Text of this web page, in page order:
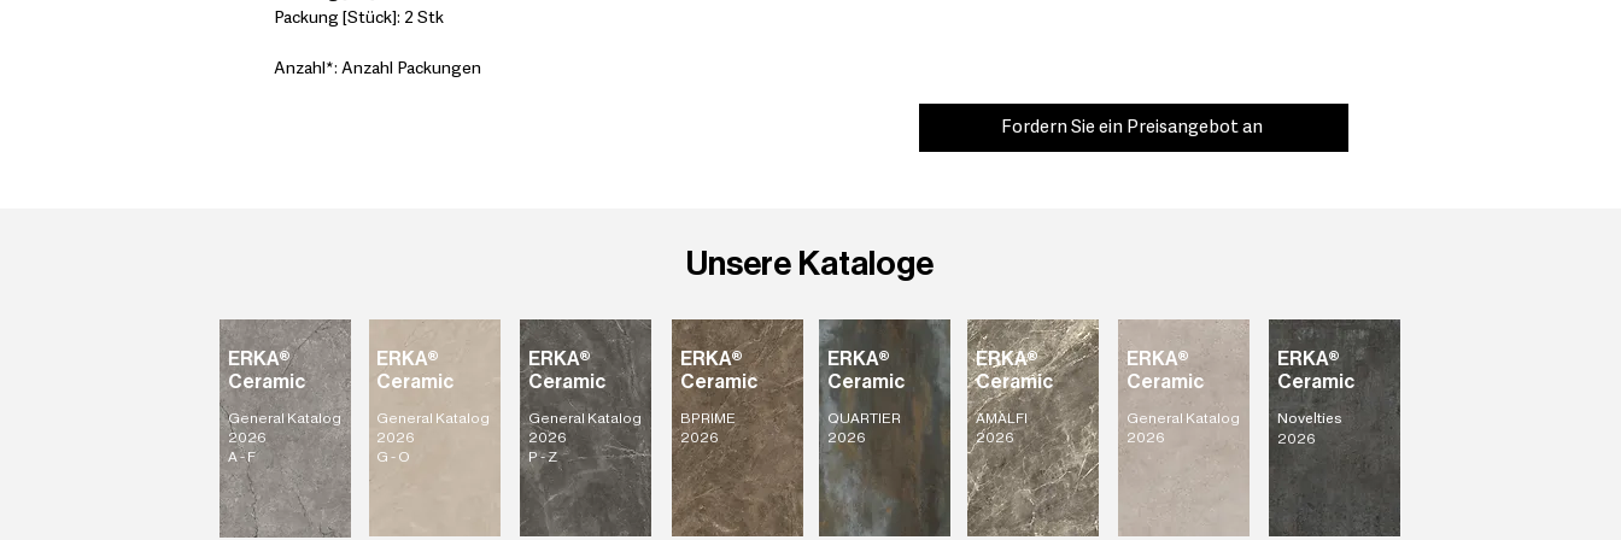
Packung [Stück]: 2 Stk
Anzahl*: Anzahl Packungen
Fordern Sie ein Preisangebot an
Unsere Kataloge
ERKA®
Ceramic
General Katalog
2026
G - O
ERKA®
Ceramic
General Katalog
2026
A - F
ERKA®
Ceramic
General Katalog
2026
P - Z
ERKA®
Ceramic
AMALFI
2026
ERKA®
Ceramic
QUARTIER
2026
ERKA®
Ceramic
BPRIME
2026
ERKA®
Ceramic
General Katalog
2026
ERKA®
Ceramic
Novelties
2026